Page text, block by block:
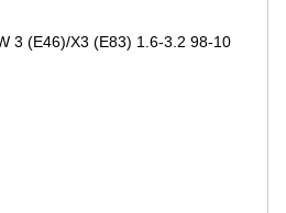
3 (E46)/X3 (E83) 1.6-3.2 98-10